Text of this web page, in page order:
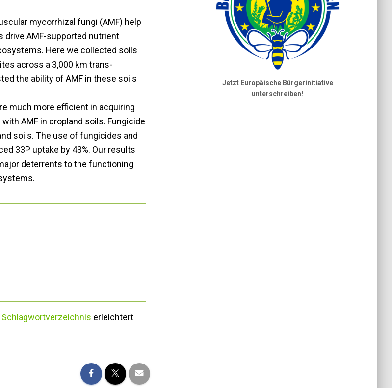
mycorrhizal fungi (AMF) help
drive AMF-supported nutrient
Here we collected soils
across a 3,000 km trans-
the ability of AMF in these soils
much more efficient in acquiring
AMF in cropland soils. Fungicide
soils. The use of fungicides and
33P uptake by 43%. Our results
deterrents to the functioning
Schlagwortverzeichnis erleichtert
Jetzt Europäische Bürgerinitiative
unterschreiben!